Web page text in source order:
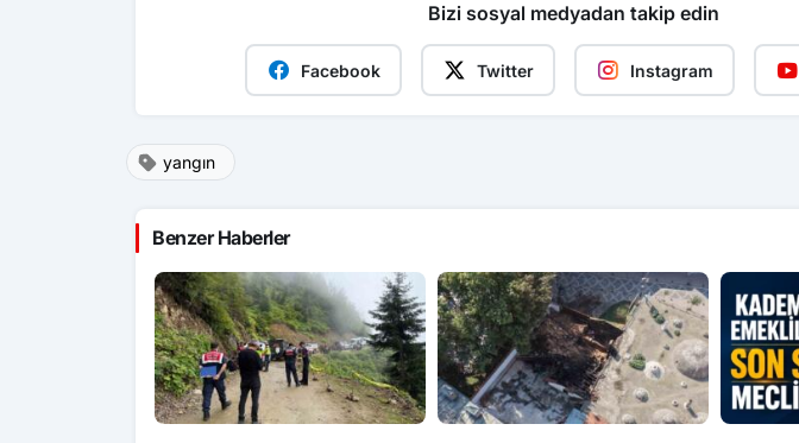
Bizi sosyal medyadan takip edin
Facebook Twitter Instagram
yangın
Benzer Haberler